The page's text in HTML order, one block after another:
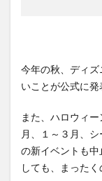
今年の秋、ディ
いことが公式に発
また、ハロウィ
月、１～３月、
の新イベントも
しても、まったく